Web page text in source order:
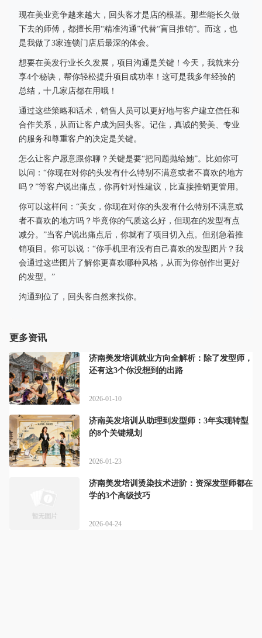
现在美业竞争越来越大，回头客才是店的根基。那些能长久做
下去的师傅，都擅长用“精准沟通”代替“盲目推销”。而这，也
是我做了3家连锁门店后最深的体会。
想要在美发行业长久发展，项目沟通是关键！今天，我就来分
享4个秘诀，帮你轻松提升项目成功率！这可是我多年经验的
总结，十几家店都在用哦！
通过这些策略和话术，销售人员可以更好地与客户建立信任和
合作关系，从而让客户成为回头客。记住，真诚的赞美、专业
的服务和尊重客户的决定是关键。
怎么让客户愿意跟你聊？关键是要“把问题抛给她”。比如你可
以问：“你现在对你的头发有什么特别不满意或者不喜欢的地方
吗？”等客户说出痛点，你再针对性建议，比直接推销更管用。
你可以这样问：“美女，你现在对你的头发有什么特别不满意或
者不喜欢的地方吗？毕竟你的气质这么好，但现在的发型有点
减分。”当客户说出痛点后，你就有了项目切入点。但别急着推
销项目。你可以说：“你手机里有没有自己喜欢的发型图片？我
会通过这些图片了解你更喜欢哪种风格，从而为你创作出更好
的发型。”
沟通到位了，回头客自然来找你。
更多资讯
济南美发培训就业方向全解析：除了发型师，
还有这3个你没想到的出路
2026-01-10
济南美发培训从助理到发型师：3年实现转型
的8个关键规划
2026-01-23
济南美发培训烫染技术进阶：资深发型师都在
学的3个高级技巧
2026-04-24